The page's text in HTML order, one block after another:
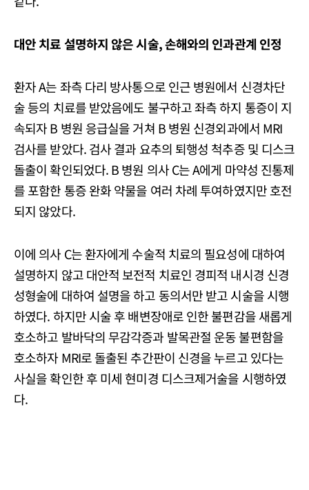
대안 치료 설명하지 않은 시술, 손해와의 인과관계 인정
환자 A는 좌측 다리 방사통으로 인근 병원에서 신경차단
술 등의 치료를 받았음에도 불구하고 좌측 하지 통증이 지
속되자 B 병원 응급실을 거쳐 B 병원 신경외과에서 MRI
검사를 받았다. 검사 결과 요추의 퇴행성 척추증 및 디스크
돌출이 확인되었다. B 병원 의사 C는 A에게 마약성 진통제
를 포함한 통증 완화 약물을 여러 차례 투여하였지만 호전
되지 않았다.
이에 의사 C는 환자에게 수술적 치료의 필요성에 대하여
설명하지 않고 대안적 보전적 치료인 경피적 내시경 신경
성형술에 대하여 설명을 하고 동의서만 받고 시술을 시행
하였다. 하지만 시술 후 배변장애로 인한 불편감을 새롭게
호소하고 발바닥의 무감각증과 발목관절 운동 불편함을
호소하자 MRI로 돌출된 추간판이 신경을 누르고 있다는
사실을 확인한 후 미세 현미경 디스크제거술을 시행하였
다.